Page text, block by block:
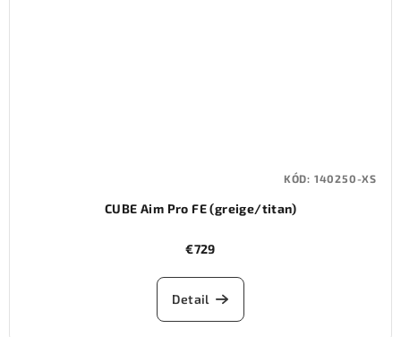
CUBE Aim Pro FE (greige/titan)
€729
Detail
KÓD: 140250-XS